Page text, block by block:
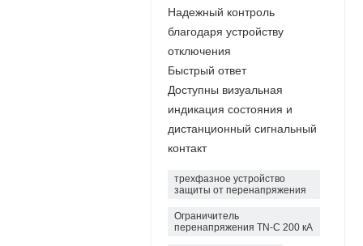
Надежный контроль
благодаря устройству
отключения
Быстрый ответ
Доступны визуальная
индикация состояния и
дистанционный сигнальный
контакт
трехфазное устройство
защиты от перенапряжения
Ограничитель
перенапряжения TN-C 200 кА